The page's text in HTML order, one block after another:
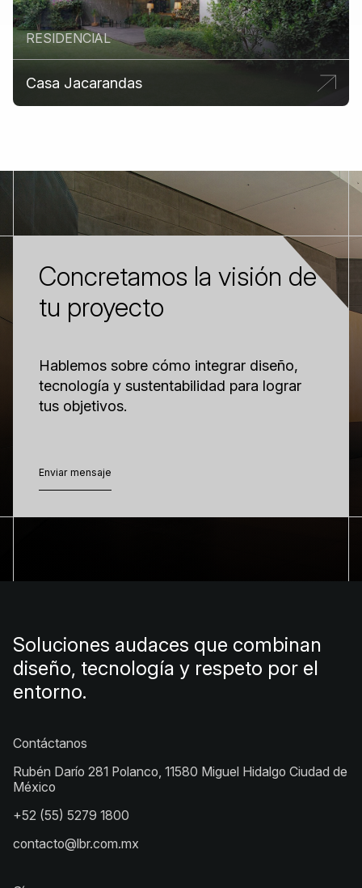
RESIDENCIAL
Casa Jacarandas
Concretamos la visión de
tu proyecto
Hablemos sobre cómo integrar diseño,
tecnología y sustentabilidad para lograr
tus objetivos.
Enviar mensaje
Soluciones audaces que combinan
diseño, tecnología y respeto por el
entorno.
Contáctanos
Rubén Darío 281 Polanco, 11580 Miguel Hidalgo Ciudad de
México
+52 (55) 5279 1800
contacto@lbr.com.mx